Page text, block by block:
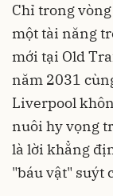
Chỉ trong
một tài năng
mới tại Old
năm 2031
Liverpool
nuôi hy vọng
là lời khẳng
"báu vật" suýt